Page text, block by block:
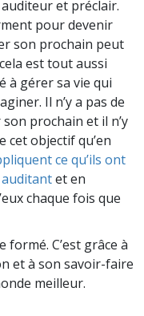
et préclair.
pour devenir
son prochain peut
est tout aussi
à gérer sa vie qui
Il n’y a pas de
prochain et il n’y
cet objectif qu’en
ce qu’ils ont
et en
chaque fois que
C’est grâce à
et à son savoir-faire
meilleur.